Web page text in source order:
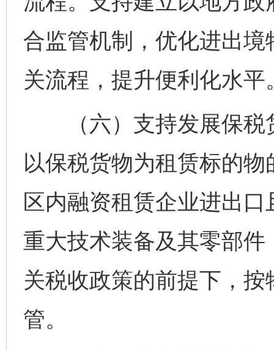
合监管机制，优化进出
关流程，提升便利化水平
（六）支持发展保税
以保税货物为租赁标的
区内融资租赁企业进出
重大技术装备及其零部
关税收政策的前提下，
管。